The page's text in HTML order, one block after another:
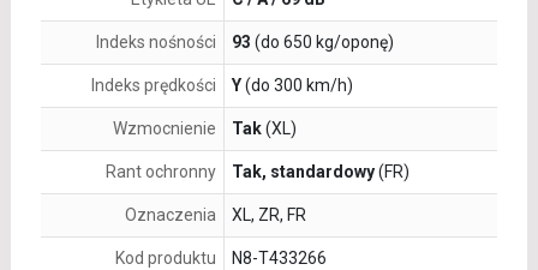
Indeks nośności 93 (do 650 kg/oponę)
Indeks prędkości Y(do 300 km/h)
Wzmocnienie Tak(XL)
Rant ochronny Tak, standardowy(FR)
Oznaczenia XL, ZR, FR
Kod produktu N8-T433266